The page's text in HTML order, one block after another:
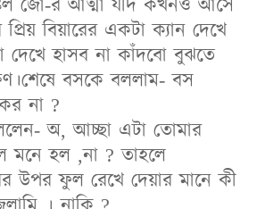
বিয়ারের একটা ক্যান দেখে
দেখে হাসব না কাঁদবো বুঝতে
বসকে বললাম- বস
না ?
অ, আচ্ছা এটা তোমার
মনে হল ,না ? তাহলে
উপর ফুল রেখে দেয়ার মানে কী